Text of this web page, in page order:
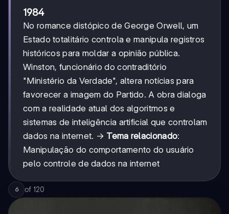
1984
No romance distópico de George Orwell, um
Estado totalitário controla e manipula registros
históricos para moldar a opinião pública.
Winston, funcionário do contraditório
"Ministério da Verdade", altera notícias para
favorecer a imagem do Partido. A obra dialoga
com a realidade atual dos algoritmos e
sistemas de inteligência artificial que controlam
dados na internet. → Tema relacionado:
Manipulação do comportamento do usuário
pelo controle de dados na internet
6 of 120